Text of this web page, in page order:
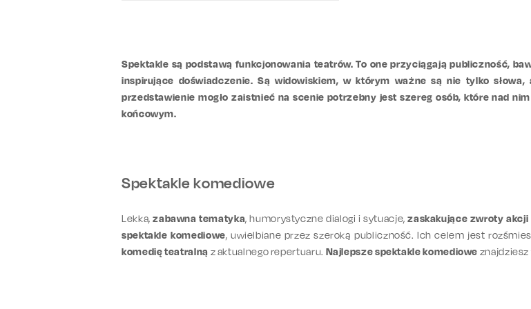
Spektakle są podstawą funkcjonowania teatrów. To one przyciągają publiczność,
inspirujące doświadczenie. Są widowiskiem, w którym ważne są nie tylko
przedstawienie mogło zaistnieć na scenie potrzebny jest szereg osób, które nad
końcowym.
Spektakle komediowe
Lekka,zabawna tematyka, humorystyczne dialogi i sytuacje,zaskakujące zwroty akcji
spektakle komediowe, uwielbiane przez szeroką publiczność. Ich celem jest
komedię teatralną z aktualnego repertuaru. Najlepsze spektakle komediowe